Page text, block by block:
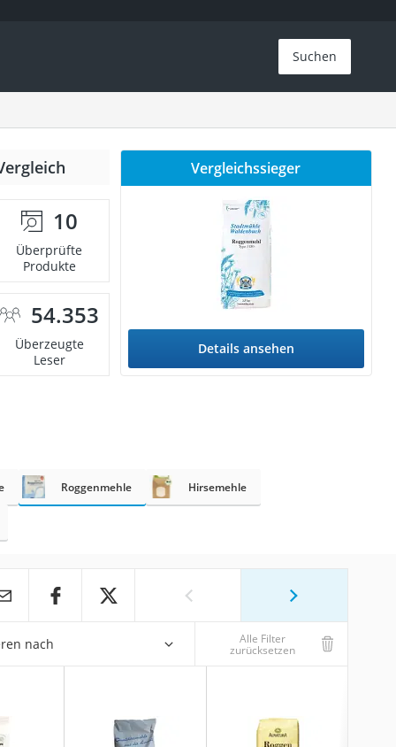
Suchen
10
Überprüfte
Produkte
54.353
Überzeugte
Leser
Vergleichssieger
Details ansehen
Roggenmehle Hirsemehle
nach Alle Filter
zurücksetzen